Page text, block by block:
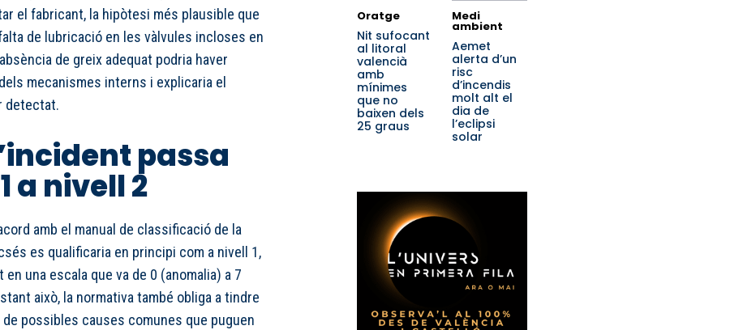
el fabricant, la hipòtesi més plausible que
de lubricació en les vàlvules incloses en
de greix adequat podria haver
mecanismes interns i explicaria el
detectat.
passa
a nivell 2
amb el manual de classificació de la
es qualificaria en principi com a nivell 1,
en una escala que va de 0 (anomalia) a 7
això, la normativa també obliga a tindre
de possibles causes comunes que puguen
Oratge
Nit sufocant
al litoral
valencià
amb
mínimes
que no
baixen dels
25 graus
Medi
ambient
Aemet
alerta d’un
risc
d’incendis
molt alt el
dia de
l’eclipsi
solar